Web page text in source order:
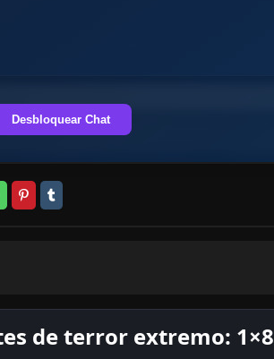
Desbloquear Chat
de terror extremo: 1×8